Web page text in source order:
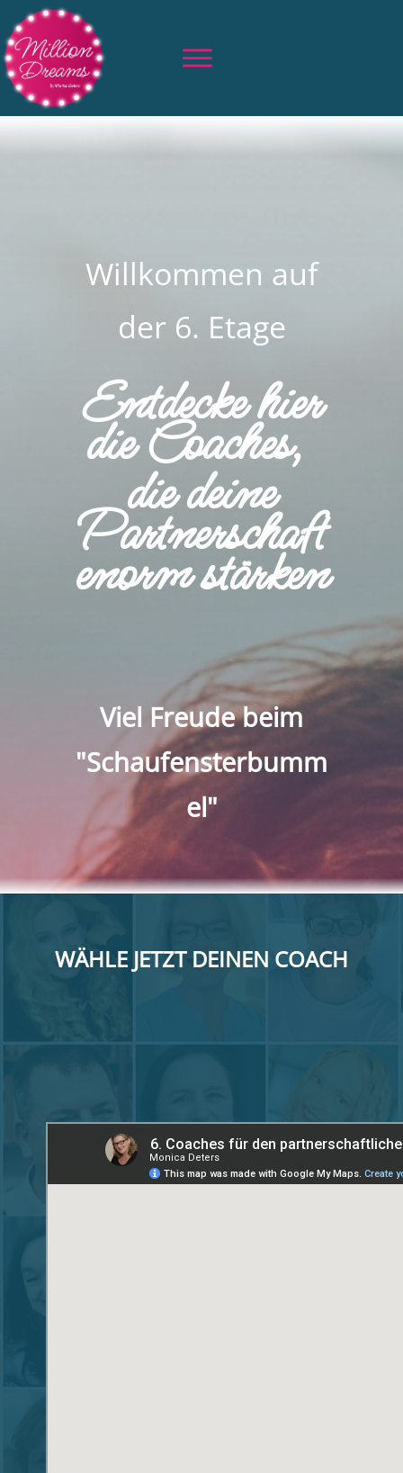
Willkommen auf
der 6. Etage
Entdecke hier
die Coaches,
die deine
Partnerschaft
enorm stärken
Viel Freude beim
"Schaufensterbumm
el"
WÄHLE JETZT DEINEN COACH